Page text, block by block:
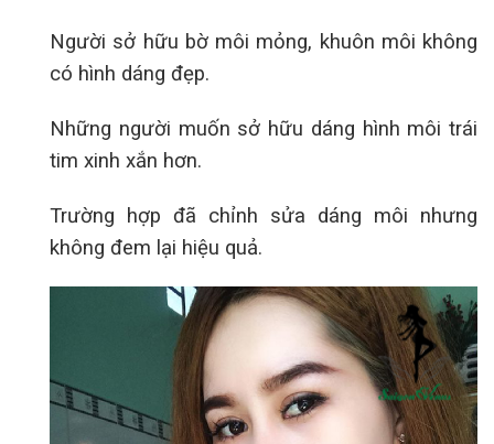
Người sở hữu bờ môi mỏng, khuôn môi không
có hình dáng đẹp.
Những người muốn sở hữu dáng hình môi trái
tim xinh xắn hơn.
Trường hợp đã chỉnh sửa dáng môi nhưng
không đem lại hiệu quả.